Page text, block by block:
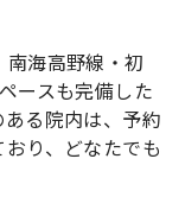
海高野線・初
ースも完備した
る院内は、予約
り、どなたでも